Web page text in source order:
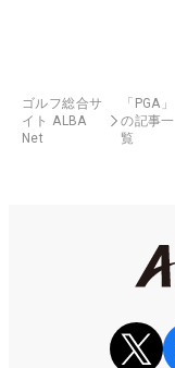
ゴルフ総合サ
イト ALBA
Net
「PGA」
の記事一
覧